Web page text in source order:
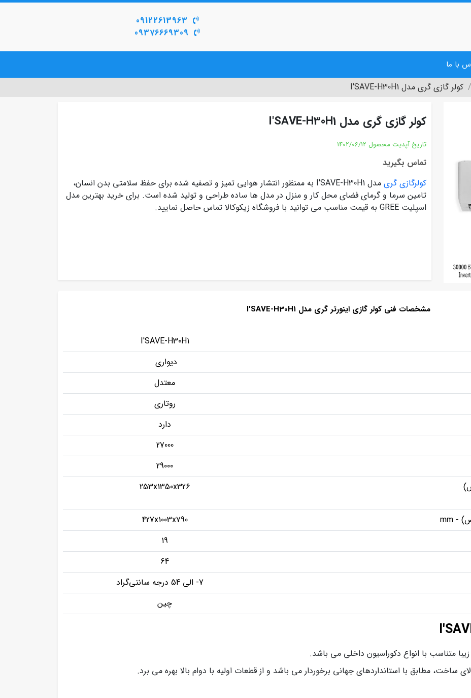
09122613963
09376669309
با ما
کولر گازی گری مدل I'SAVE-H30H1
کولر گازی گری مدل I'SAVE-H30H1
تاریخ آپدیت محصول 1402/06/12
تماس بگیرید
کولرگازی گری
مدل I'SAVE-H30H1 به ممنظور انتشار هوایی تمیز و تصفیه شده برای حفظ سلامتی بدن انسان،
تامین سرما و گرمای فضای محل کار و منزل در مدل ها ساده طراحی و تولید شده است. برای خرید بهترین مدل
اسپلیت GREE به قیمت مناسب می توانید با فروشگاه زیکوکالا تماس حاصل نمایید.
مشخصات فنی کولر گازی اینورتر گری مدل I'SAVE-H30H1
I'SAVE-H30H1
دیواری
معتدل
روتاری
دارد
27000
29000
253x1350x326
427x1003x790
19
64
چین
ساخت، مطابق با استانداردهای جهانی برخوردار می باشد و از قطعات اولیه با دوام بالا بهره می برد.